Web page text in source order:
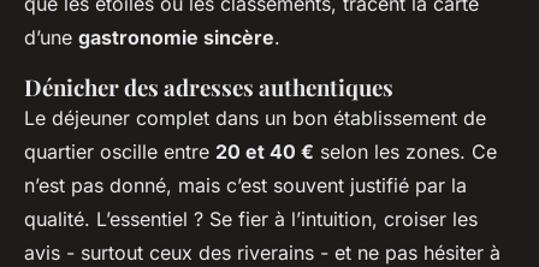
d’une gastronomie sincère.
Dénicher des adresses authentiques
Le déjeuner complet dans un bon établissement de
quartier oscille entre 20 et 40 € selon les zones. Ce
n’est pas donné, mais c’est souvent justifié par la
qualité. L’essentiel ? Se fier à l’intuition, croiser les
avis - surtout ceux des riverains - et ne pas hésiter à